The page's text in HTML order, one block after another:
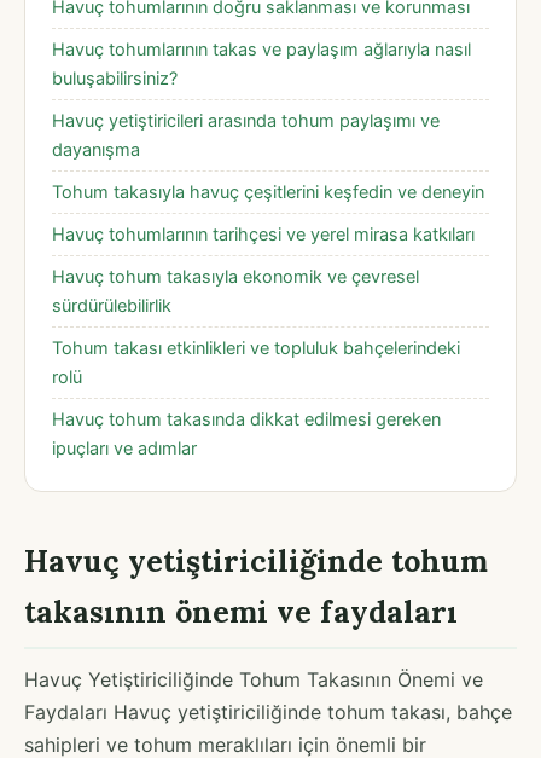
Havuç tohumlarının doğru saklanması ve korunması
Havuç tohumlarının takas ve paylaşım ağlarıyla nasıl
buluşabilirsiniz?
Havuç yetiştiricileri arasında tohum paylaşımı ve
dayanışma
Tohum takasıyla havuç çeşitlerini keşfedin ve deneyin
Havuç tohumlarının tarihçesi ve yerel mirasa katkıları
Havuç tohum takasıyla ekonomik ve çevresel
sürdürülebilirlik
Tohum takası etkinlikleri ve topluluk bahçelerindeki
rolü
Havuç tohum takasında dikkat edilmesi gereken
ipuçları ve adımlar
Havuç yetiştiriciliğinde tohum
takasının önemi ve faydaları
Havuç Yetiştiriciliğinde Tohum Takasının Önemi ve
Faydaları Havuç yetiştiriciliğinde tohum takası, bahçe
sahipleri ve tohum meraklıları için önemli bir